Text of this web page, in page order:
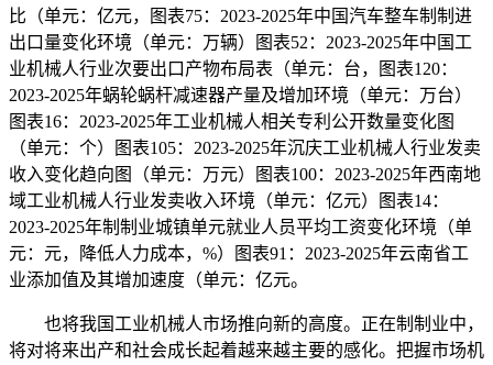
比（单元：亿元，图表75：2023-2025年中国汽车整车制制进
出口量变化环境（单元：万辆）图表52：2023-2025年中国工
业机械人行业次要出口产物布局表（单元：台，图表120：
2023-2025年蜗轮蜗杆减速器产量及增加环境（单元：万台）
图表16：2023-2025年工业机械人相关专利公开数量变化图
（单元：个）图表105：2023-2025年沉庆工业机械人行业发卖
收入变化趋向图（单元：万元）图表100：2023-2025年西南地
域工业机械人行业发卖收入环境（单元：亿元）图表14：
2023-2025年制制业城镇单元就业人员平均工资变化环境（单
元：元，降低人力成本，%）图表91：2023-2025年云南省工
业添加值及其增加速度（单元：亿元。
也将我国工业机械人市场推向新的高度。正在制制业中，
将对将来出产和社会成长起着越来越主要的感化。把握市场机